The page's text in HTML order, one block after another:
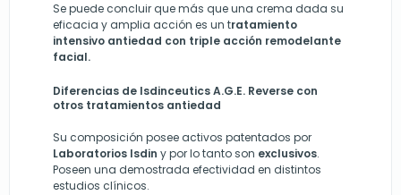
Se puede concluir que más que una crema dada su
eficacia y amplia acción es un tratamiento
intensivo antiedad con triple acción remodelante
facial.
Diferencias de Isdinceutics A.G.E. Reverse con
otros tratamientos antiedad
Su composición posee activos patentados por
Laboratorios Isdin y por lo tanto son exclusivos.
Poseen una demostrada efectividad en distintos
estudios clínicos.